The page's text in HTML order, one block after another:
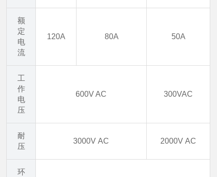
额
定
电
流
120A 80A 50A
工
作
电
压
600V AC 300VAC
耐
压
3000V AC 2000V AC
环